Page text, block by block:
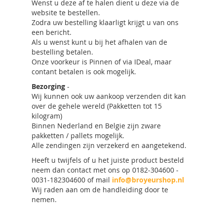
Wenst u deze af te halen dient u deze via de
website te bestellen.
Zodra uw bestelling klaarligt krijgt u van ons
een bericht.
Als u wenst kunt u bij het afhalen van de
bestelling betalen.
Onze voorkeur is Pinnen of via IDeal, maar
contant betalen is ook mogelijk.
Bezorging -
Wij kunnen ook uw aankoop verzenden dit kan
over de gehele wereld (Pakketten tot 15
kilogram)
Binnen Nederland en Belgie zijn zware
pakketten / pallets mogelijk.
Alle zendingen zijn verzekerd en aangetekend.
Heeft u twijfels of u het juiste product besteld
neem dan contact met ons op 0182-304600 -
0031-182304600 of mail info@broyeurshop.nl
Wij raden aan om de handleiding door te
nemen.